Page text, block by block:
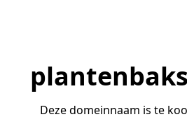
Deze domeinnaam is te